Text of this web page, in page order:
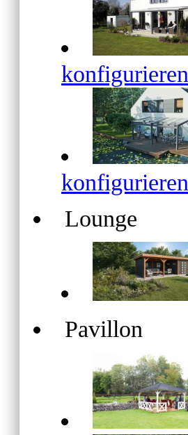
konfigurieren
konfigurieren
Lounge
Pavillon